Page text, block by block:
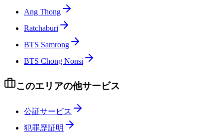
Ang Thong
Ratchaburi
BTS Samrong
BTS Chong Nonsi
このエリアの他サービス
公証サービス
犯罪歴証明